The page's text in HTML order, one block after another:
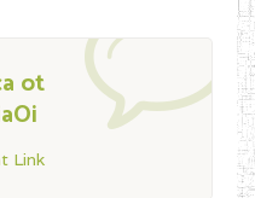
ot
Link